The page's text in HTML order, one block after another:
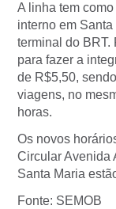
A linha tem
interno em
terminal do BRT.
para fazer a
de R$5,50,
viagens, no
horas.
Os novos
Circular Avenida
Santa Maria
Fonte: SEMOB